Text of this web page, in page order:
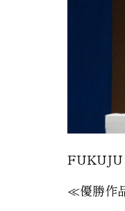
≪優勝作